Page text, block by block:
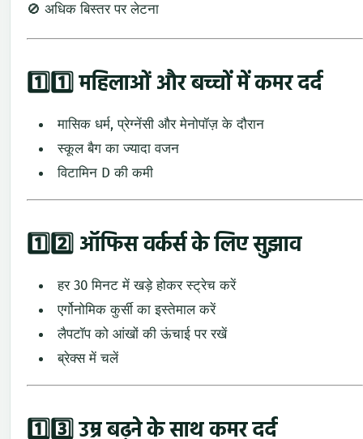
🚫 अधिकबिस्तरपरलेटना
1️⃣1️⃣महिलाओंऔरबच्चोंमेंकमरदर्द
मासिक धर्म,प्रेग्नेंसी औरमेनोपॉज़केदौरान
स्कूलबैगकाज्यादावजन
विटामिन Dकीकमी
1️⃣2️⃣ऑफिसवर्कर्सकेलिएसुझाव
हर30मिनटमेंखड़ेहोकरस्ट्रेचकरें
एर्गोनोमिककुर्सीकाइस्तेमालकरें
लैपटॉपको आंखोंकीऊंचाईपररखें
ब्रेक्समेंचलें
1️⃣3️⃣उम्रबढ़नेकेसाथकमरदर्द